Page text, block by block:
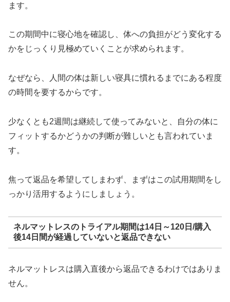
ます。
この期間中に寝心地を確認し、体への負担がどう変化する
かをじっくり見極めていくことが求められます。
なぜなら、人間の体は新しい寝具に慣れるまでにある程度
の時間を要するからです。
少なくとも2週間は継続して使ってみないと、自分の体に
フィットするかどうかの判断が難しいとも言われていま
す。
焦って返品を希望してしまわず、まずはこの試用期間をし
っかり活用するようにしましょう。
ネルマットレスのトライアル期間は14日～120日/購入
後14日間が経過していないと返品できない
ネルマットレスは購入直後から返品できるわけではありま
せん。